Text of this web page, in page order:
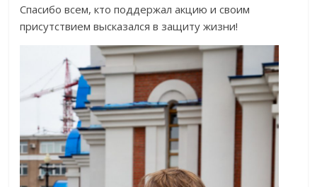
Спасибо всем, кто поддержал акцию и своим
присутствием высказался в защиту жизни!